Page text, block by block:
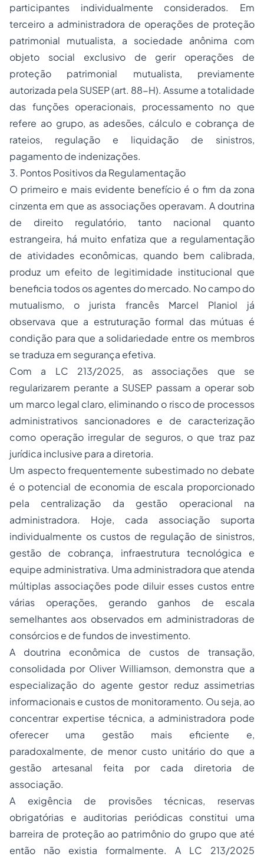
participantes individualmente considerados. Em
terceiro a administradora de operações de proteção
patrimonial mutualista, a sociedade anônima com
objeto social exclusivo de gerir operações de
proteção patrimonial mutualista, previamente
autorizada pela SUSEP (art. 88-H). Assume a totalidade
das funções operacionais, processamento no que
refere ao grupo, as adesões, cálculo e cobrança de
rateios, regulação e liquidação de sinistros,
pagamento de indenizações.
3. Pontos Positivos da Regulamentação
O primeiro e mais evidente benefício é o fim da zona
cinzenta em que as associações operavam. A doutrina
de direito regulatório, tanto nacional quanto
estrangeira, há muito enfatiza que a regulamentação
de atividades econômicas, quando bem calibrada,
produz um efeito de legitimidade institucional que
beneficia todos os agentes do mercado. No campo do
mutualismo, o jurista francês Marcel Planiol já
observava que a estruturação formal das mútuas é
condição para que a solidariedade entre os membros
se traduza em segurança efetiva.
Com a LC 213/2025, as associações que se
regularizarem perante a SUSEP passam a operar sob
um marco legal claro, eliminando o risco de processos
administrativos sancionadores e de caracterização
como operação irregular de seguros, o que traz paz
jurídica inclusive para a diretoria.
Um aspecto frequentemente subestimado no debate
é o potencial de economia de escala proporcionado
pela centralização da gestão operacional na
administradora. Hoje, cada associação suporta
individualmente os custos de regulação de sinistros,
gestão de cobrança, infraestrutura tecnológica e
equipe administrativa. Uma administradora que atenda
múltiplas associações pode diluir esses custos entre
várias operações, gerando ganhos de escala
semelhantes aos observados em administradoras de
consórcios e de fundos de investimento.
A doutrina econômica de custos de transação,
consolidada por Oliver Williamson, demonstra que a
especialização do agente gestor reduz assimetrias
informacionais e custos de monitoramento. Ou seja, ao
concentrar expertise técnica, a administradora pode
oferecer uma gestão mais eficiente e,
paradoxalmente, de menor custo unitário do que a
gestão artesanal feita por cada diretoria de
associação.
A exigência de provisões técnicas, reservas
obrigatórias e auditorias periódicas constitui uma
barreira de proteção ao patrimônio do grupo que até
então não existia formalmente. A LC 213/2025